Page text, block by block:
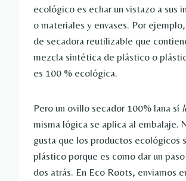
ecológico es echar un vistazo a sus
o materiales y envases. Por
de secadora reutilizable que
mezcla sintética de plástico o
es 100 % ecológica.
Pero un ovillo secador 100% lana sí
misma lógica se aplica al embalaje.
gusta que los productos ecológicos
plástico porque es como dar un
dos atrás. En Eco Roots, enviamos